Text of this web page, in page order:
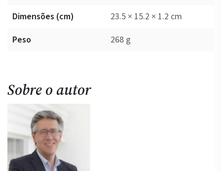
Dimensões (cm)
23.5 × 15.2 × 1.2 cm
Peso
268 g
Sobre o autor